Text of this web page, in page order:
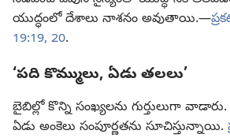
యుద్ధంలో దేశాలు నాశనం అవుతాయి.—
19:19, 20.
‘పది కొమ్ములు, ఏడు తలలు’
బైబిల్లో కొన్ని సంఖ్యలను గుర్తులుగా
ఏడు అంకెలు సంపూర్ణతను సూచిస్తున్నాయి.